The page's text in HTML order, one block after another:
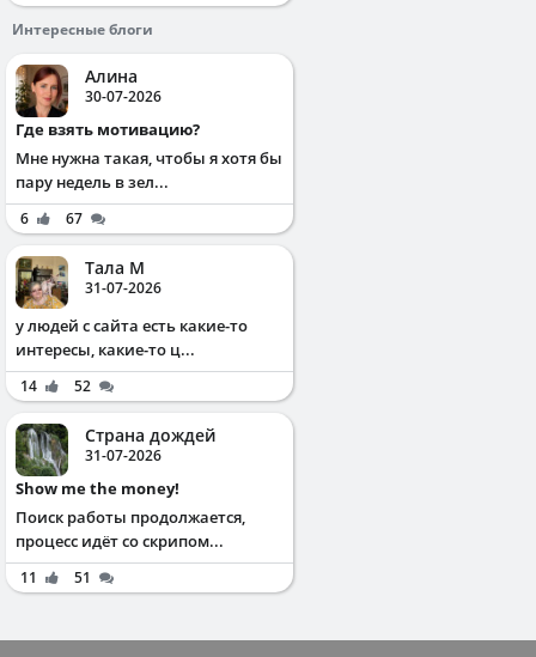
Интересные блоги
Алина
30-07-2026
Где взять мотивацию?
Мне нужна такая, чтобы я хотя бы
пару недель в зел...
6 67
Тала М
31-07-2026
у людей с сайта есть какие-то
интересы, какие-то ц...
14 52
Страна дождей
31-07-2026
Show me the money!
Поиск работы продолжается,
процесс идёт со скрипом...
11 51